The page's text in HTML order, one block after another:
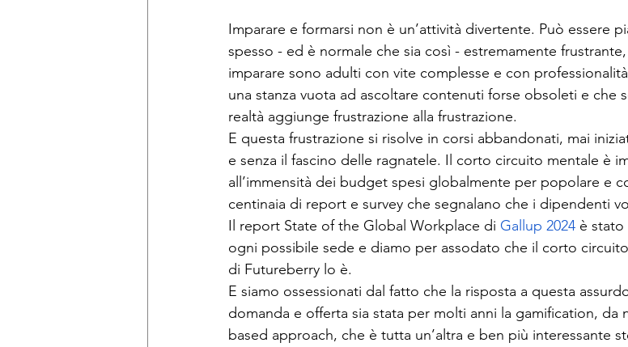
Imparare e formarsi non è un’attività divertente. Può essere
spesso - ed è normale che sia così - estremamente
imparare sono adulti con vite complesse e con
una stanza vuota ad ascoltare contenuti forse obsoleti e che
realtà aggiunge frustrazione alla frustrazione.
E questa frustrazione si risolve in corsi abbandonati, mai
e senza il fascino delle ragnatele. Il corto circuito mentale è
all’immensità dei budget spesi globalmente per popolare e
centinaia di report e survey che segnalano che i dipendenti
Il report State of the Global Workplace di Gallup 2024 è stato
ogni possibile sede e diamo per assodato che il corto
di Futureberry lo è.
E siamo ossessionati dal fatto che la risposta a questa
domanda e offerta sia stata per molti anni la gamification, da
based approach, che è tutta un’altra e ben più interessante